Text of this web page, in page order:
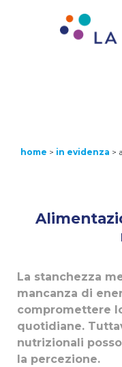
home > in evidenza >
La stanchezza
mancanza di
compromettere
quotidiane.
nutrizionali
la percezione.